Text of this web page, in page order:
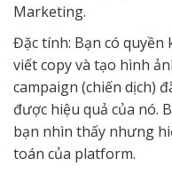
Marketing.
Đặc tính: Bạn có quyền
viết copy và tạo hình
campaign (chiến dịch)
được hiệu quả của nó.
bạn nhìn thấy nhưng
toán của platform.